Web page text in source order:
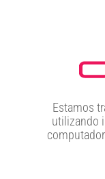
Estamos
utilizando